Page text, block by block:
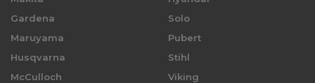
Gardena
Maruyama
Husqvarna
McCulloch
Solo
Pubert
Stihl
Viking